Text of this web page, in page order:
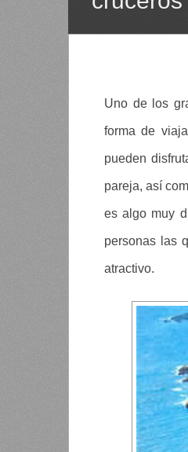
Uno de los
forma de
pueden
pareja, así
es algo muy
personas las
atractivo.